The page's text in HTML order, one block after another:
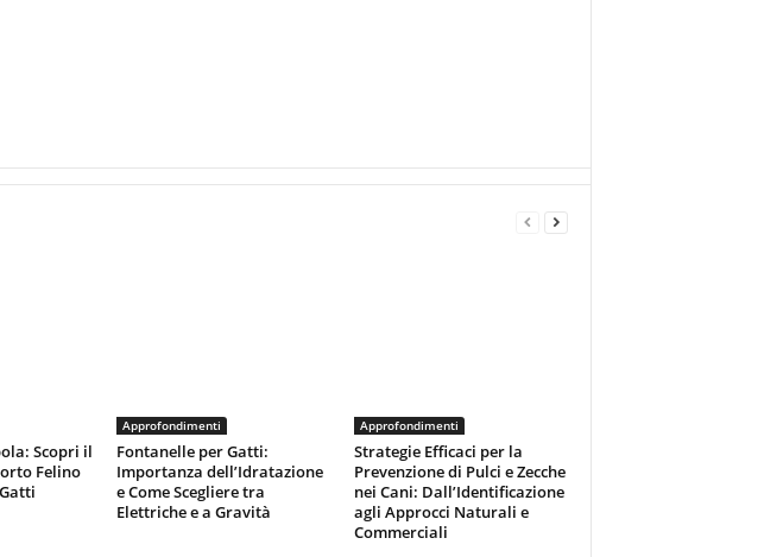
Scopri il
Felino
Approfondimenti
Fontanelle per Gatti:
Importanza dell’Idratazione
e Come Scegliere tra
Elettriche e a Gravità
Approfondimenti
Strategie Efficaci per la
Prevenzione di Pulci e Zecche
nei Cani: Dall’Identificazione
agli Approcci Naturali e
Commerciali